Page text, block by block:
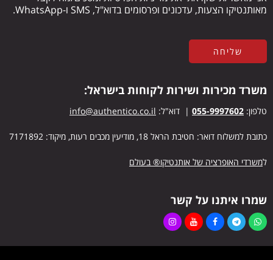
מאותנטיקו הצעות, עדכונים ופרסומים בדוא"ל, SMS ו-WhatsApp.
משרד מכירות ושירות לקוחות בישראל:
טלפון: 055-9997602 | דוא"ל: info@authentico.co.il
כתובת למשלוח דואר: חטיבת הראל 18, מודיעין מכבים רעות, מיקוד: 7171892
למשרדי האופרציה של אותנטיקו® בעולם
שמרו איתנו על קשר